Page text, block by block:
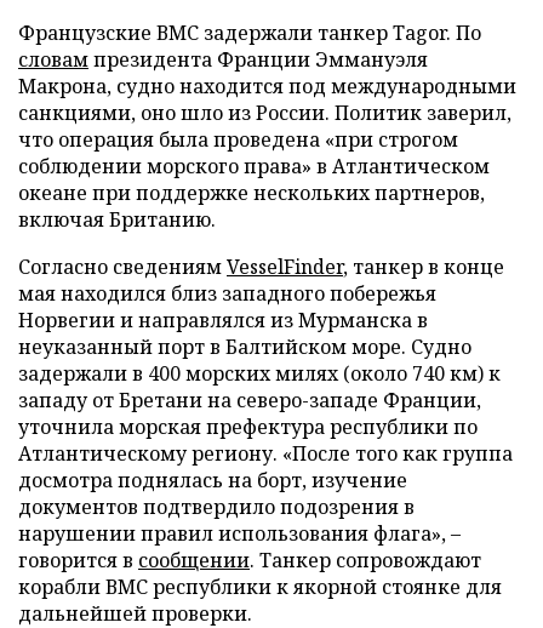
Французские ВМС задержали танкер Tagor. По
словампрезидента Франции Эммануэля
Макрона, судно находится под международными
санкциями, оно шло из России. Политик заверил,
что операция была проведена «при строгом
соблюдении морского права» в Атлантическом
океане при поддержке нескольких партнеров,
включая Британию.
Согласно сведениямVesselFinder, танкер в конце
мая находился близ западного побережья
Норвегии и направлялся из Мурманска в
неуказанный порт в Балтийском море. Судно
задержали в 400 морских милях (около 740 км) к
западу от Бретани на северо-западе Франции,
уточнила морская префектура республики по
Атлантическому региону. «После того как группа
досмотра поднялась на борт, изучение
документов подтвердило подозрения в
нарушении правил использования флага», –
говорится в сообщении. Танкер сопровождают
корабли ВМС республики к якорной стоянке для
дальнейшей проверки.